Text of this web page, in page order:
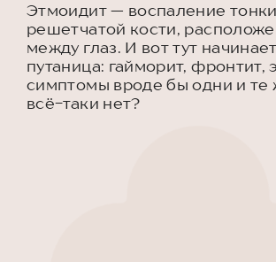
Этмоидит — воспаление
решетчатой кости,
между глаз. И вот тут
путаница: гайморит, фронтит,
симптомы вроде бы одни и те
всё-таки нет?